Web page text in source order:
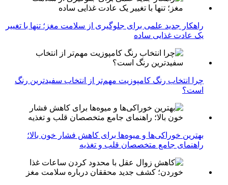
راهکار جدید علمی برای جلوگیری از سلامت مغز؛ تنها با تغییر
یک عادت غذایی ساده
چرا انتخاب رنگ کامپوزیت مهم‌تر از انتخاب سفیدترین رنگ
است؟
بهترین خوراکی‌ها و میوه‌ها برای کاهش فشار خون بالا؛
راهنمای جامع متخصصان قلب و تغذیه